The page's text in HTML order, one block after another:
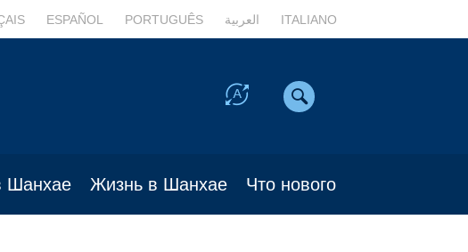
ESPAÑOL PORTUGUÊS العربية ITALIANO
Шанхае Жизнь в Шанхае Что нового